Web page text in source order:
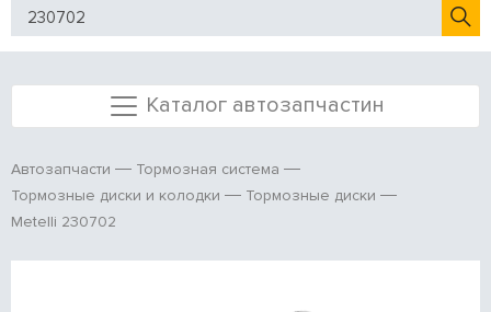
Каталог автозапчастин
Автозапчасти
Тормозная система
Тормозные диски и колодки
Тормозные диски
Metelli 230702